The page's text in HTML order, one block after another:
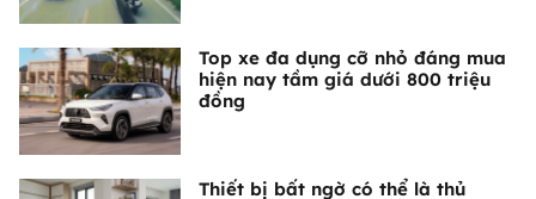
Top xe đa dụng cỡ nhỏ đáng mua
hiện nay tầm giá dưới 800 triệu
đồng
Thiết bị bất ngờ có thể là thủ